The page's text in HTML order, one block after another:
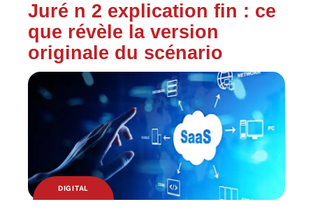
Juré n 2 explication fin : ce
que révèle la version
originale du scénario
DIGITAL